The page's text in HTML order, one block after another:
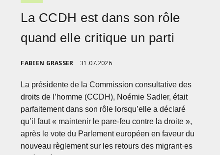
La CCDH est dans son rôle
quand elle critique un parti
FABIEN GRASSER 31.07.2026
La présidente de la Commission consultative des
droits de l’homme (CCDH), Noémie Sadler, était
parfaitement dans son rôle lorsqu’elle a déclaré
qu’il faut « maintenir le pare-feu contre la droite »,
après le vote du Parlement européen en faveur du
nouveau règlement sur les retours des migrant·es